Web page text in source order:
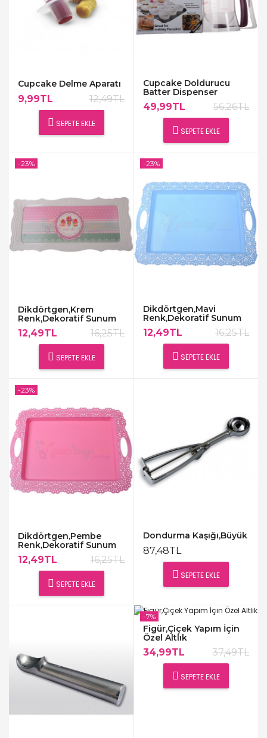
Cupcake Delme Aparatı
9,99TL 12,49TL
SEPETE EKLE
Cupcake Doldurucu
Batter Dispenser
49,99TL 56,26TL
SEPETE EKLE
Dikdörtgen,Krem
Renk,Dekoratif Sunum
Tepsisi
12,49TL 16,25TL
SEPETE EKLE
-23%
Dikdörtgen,Mavi
Renk,Dekoratif Sunum
Tepsisi
12,49TL 16,25TL
SEPETE EKLE
-23%
Dikdörtgen,Pembe
Renk,Dekoratif Sunum
Tepsisi
12,49TL 16,25TL
SEPETE EKLE
-23%
Dondurma Kaşığı,Büyük
87,48TL
SEPETE EKLE
Figür,Çiçek Yapım İçin
Özel Altlık
34,99TL 37,49TL
SEPETE EKLE
-7%